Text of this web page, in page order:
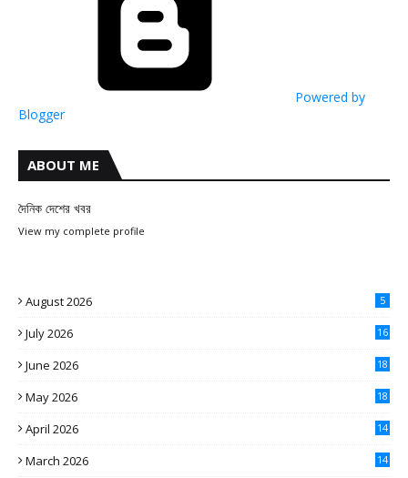
Powered by
Blogger
ABOUT ME
দৈনিক দেশের খবর
View my complete profile
August 2026 5
July 2026 16
June 2026 18
May 2026 18
April 2026 14
March 2026 14